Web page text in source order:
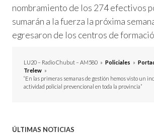
nombramiento de los 274 efectivos
sumarán a la fuerza la próxima
egresaron de los centros de
LU20 – Radio Chubut – AM580 » Policiales »
Trelew »
“En las primeras semanas de gestión hemos visto un
actividad policial prevencional en toda la provincia”
ÚLTIMAS NOTICIAS